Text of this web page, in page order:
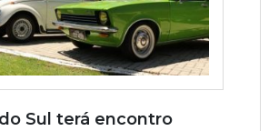
Sul terá encontro